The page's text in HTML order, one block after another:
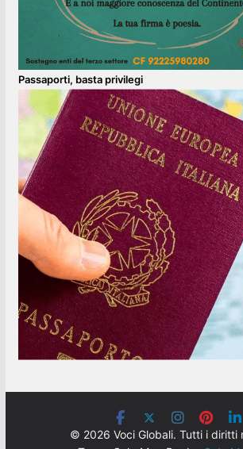
Passaporti, basta privilegi
© 2026 Voci Globali. Tutti i diritti